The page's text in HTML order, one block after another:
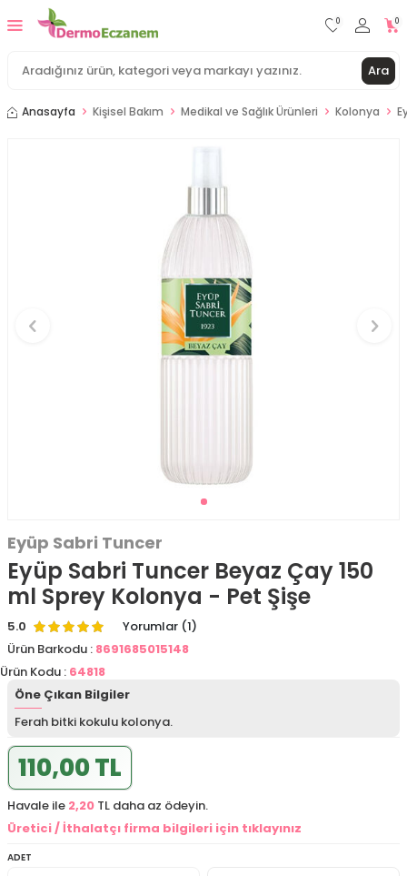
Ara
0 0
Anasayfa Kişisel Bakım Medikal ve Sağlık Ürünleri Kolonya
Eyüp Sabri Tuncer
Eyüp Sabri Tuncer Beyaz Çay 150
ml Sprey Kolonya - Pet Şişe
5.0
Yorumlar (1)
Ürün Barkodu : 8691685015148
Ürün Kodu : 64818
Öne Çıkan Bilgiler
Ferah bitki kokulu kolonya.
110,00 TL
Havale ile 2,20 TL daha az ödeyin.
Üretici / İthalatçı firma bilgileri için tıklayınız
ADET